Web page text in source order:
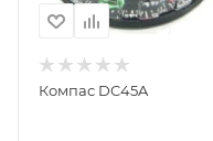
Компас DC45A